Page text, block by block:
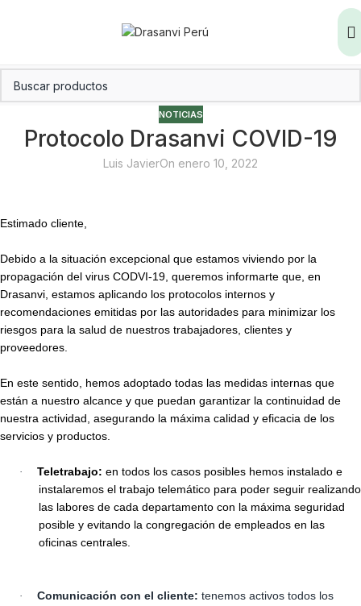
NOTICIAS
Protocolo Drasanvi COVID-19
Luis JavierOn enero 10, 2022
Estimado cliente,
Debido a la situación excepcional que estamos viviendo por la
propagación del virus CODVI-19, queremos informarte que, en
Drasanvi, estamos aplicando los protocolos internos y
recomendaciones emitidas por las autoridades para minimizar los
riesgos para la salud de nuestros trabajadores, clientes y
proveedores.
En este sentido, hemos adoptado todas las medidas internas que
están a nuestro alcance y que puedan garantizar la continuidad de
nuestra actividad, asegurando la máxima calidad y eficacia de los
servicios y productos.
· Teletrabajo: en todos los casos posibles hemos instalado e
instalaremos el trabajo telemático para poder seguir realizando
las labores de cada departamento con la máxima seguridad
posible y evitando la congregación de empleados en las
oficinas centrales.
· Comunicación con el cliente: tenemos activos todos los